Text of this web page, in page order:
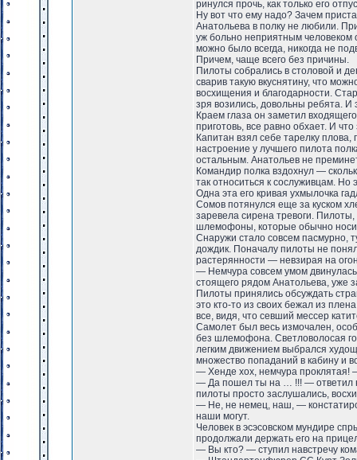
ринулся прочь, как только его
Ну вот что ему надо? Зачем
Анатольева в полку не любили.
уж больно неприятным человеком
можно было всегда, никогда не
Причем, чаще всего без причины.
Пилоты собрались в столовой и
сварив такую вкуснятину, что
восхищения и благодарности.
зря возились, довольны ребята.
Краем глаза он заметил
приготовь, все равно обхает. И
Капитан взял себе тарелку
настроение у лучшего пилота
остальным. Анатольев не
Командир полка вздохнул —
так относиться к сослуживцам. Но
Одна эта его кривая ухмылочка
Сомов потянулся еще за куском
заревела сирена тревоги.
шлемофоны, которые обычно
Снаружи стало совсем пасмурно,
дождик. Поначалу пилоты не
растерянности — невзирая на
— Немчура совсем умом
стоящего рядом Анатольева, уже
Пилоты принялись обсуждать
это кто-то из своих бежал из
все, видя, что севший мессер
Самолет был весь измочален,
без шлемофона. Светловолосая
легким движением выбрался
множество попаданий в кабину и
— Хенде хох, немчура проклятая!
— Да пошел ты на … !!! — ответил
пилоты просто заслушались,
— Не, не немец, наш, —
наши могут.
Человек в эсэсовском мундире
продолжали держать его на
— Вы кто? — ступил навстречу